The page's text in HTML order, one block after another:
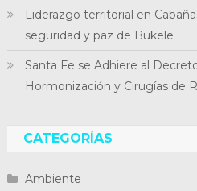
Liderazgo territorial en
seguridad y paz de Bukele
Santa Fe se Adhiere al
Hormonización y Cirugías de
CATEGORÍAS
Ambiente